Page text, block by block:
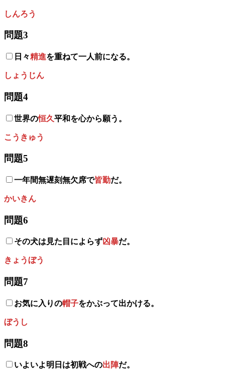
しんろう
問題3
日々精進を重ねて一人前になる。
しょうじん
問題4
世界の恒久平和を心から願う。
こうきゅう
問題5
一年間無遅刻無欠席で皆勤だ。
かいきん
問題6
その犬は見た目によらず凶暴だ。
きょうぼう
問題7
お気に入りの帽子をかぶって出かける。
ぼうし
問題8
いよいよ明日は初戦への出陣だ。